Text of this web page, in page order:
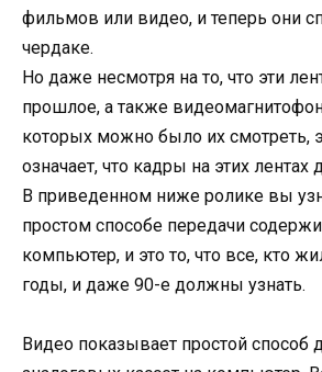
фильмов или видео, и теперь они
чердаке.
Но даже несмотря на то, что эти
прошлое, а также
которых можно было их смотреть,
означает, что кадры на этих лентах
В приведенном ниже ролике вы
простом способе передачи
компьютер, и это то, что все, кто
годы, и даже 90-е должны узнать.
Видео показывает простой способ